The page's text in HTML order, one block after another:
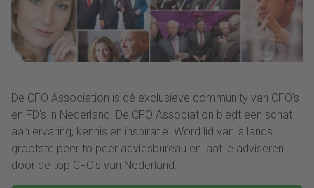
sneller, slimmer en
betrouwbaarder
verloopt.”
Finance team is in volle
gang.”
De CFO Association is dé exclusieve community van CFO's
en FD's in Nederland. De CFO Association biedt een schat
aan ervaring, kennis en inspiratie. Word lid van ‘s lands
grootste peer to peer adviesbureau en laat je adviseren
door de top CFO's van Nederland.